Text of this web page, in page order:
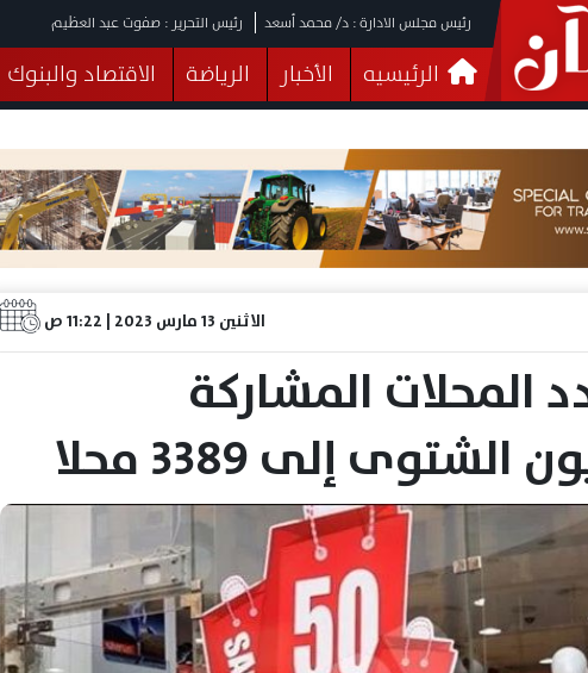
رئيس مجلس الادارة : د/ محمد أسعد رئيس التحرير : صفوت عبد العظيم
الرئيسيه الأخبار الرياضة الاقتصاد والبنوك
فيديوهات
البرلمان صحة الثقافة خدمات
الاثنين 13 مارس 2023 | 11:22 ص
المحلات المشاركة
الشتوى إلى 3389 محلا